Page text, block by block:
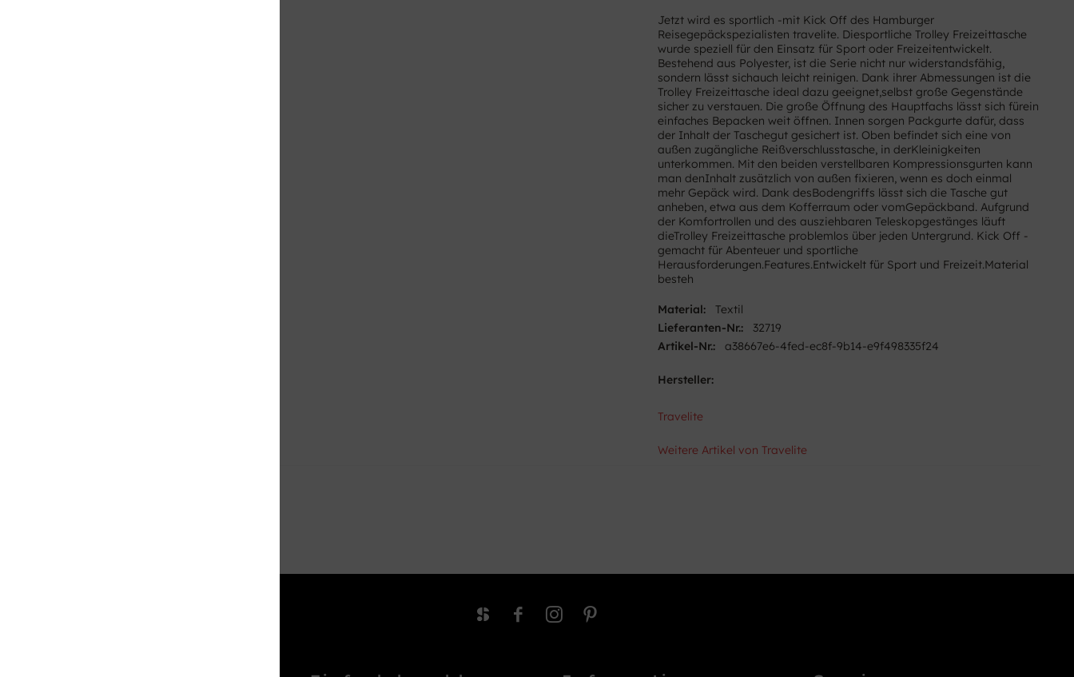
Jetzt wird es sportlich -mit Kick Off des Hamburger
Reisegepäckspezialisten travelite. Diesportliche Trolley Freizeittasche
wurde speziell für den Einsatz für Sport oder Freizeitentwickelt.
Bestehend aus Polyester, ist die Serie nicht nur widerstandsfähig,
sondern lässt sichauch leicht reinigen. Dank ihrer Abmessungen ist die
Trolley Freizeittasche ideal dazu geeignet,selbst große Gegenstände
sicher zu verstauen. Die große Öffnung des Hauptfachs lässt sich fürein
einfaches Bepacken weit öffnen. Innen sorgen Packgurte dafür, dass
der Inhalt der Taschegut gesichert ist. Oben befindet sich eine von
außen zugängliche Reißverschlusstasche, in derKleinigkeiten
unterkommen. Mit den beiden verstellbaren Kompressionsgurten kann
man denInhalt zusätzlich von außen fixieren, wenn es doch einmal
mehr Gepäck wird. Dank desBodengriffs lässt sich die Tasche gut
anheben, etwa aus dem Kofferraum oder vomGepäckband. Aufgrund
der Komfortrollen und des ausziehbaren Teleskopgestänges läuft
dieTrolley Freizeittasche problemlos über jeden Untergrund. Kick Off -
gemacht für Abenteuer und sportliche
Herausforderungen.Features.Entwickelt für Sport und Freizeit.Material
besteh
Material:
Textil
Lieferanten-Nr.:
32719
Artikel-Nr.:
a38667e6-4fed-ec8f-9b14-e9f498335f24
Hersteller:
Travelite
Weitere Artikel von Travelite